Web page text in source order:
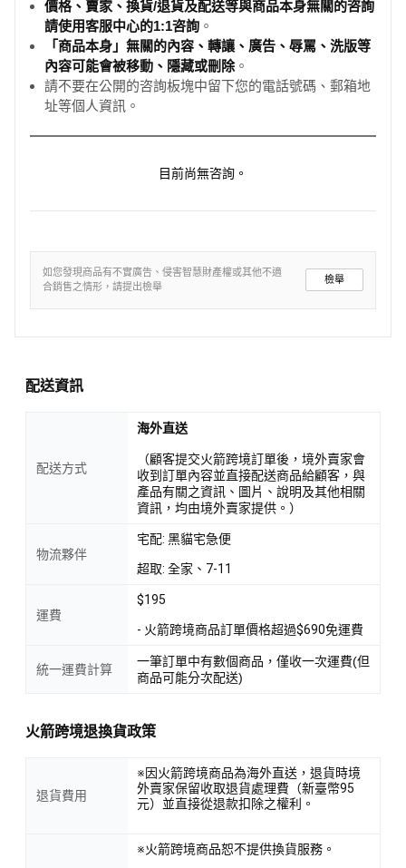
價格、賣家、換貨/退貨及配送等與商品本身無關的咨詢
請使用客服中心的1:1咨詢 。
「商品本身」無關的內容、轉讓、廣告、辱罵、洗版等
內容可能會被移動、隱藏或刪除。
請不要在公開的咨詢板塊中留下您的電話號碼、郵箱地
址等個人資訊。
目前尚無咨詢。
如您發現商品有不實廣告、侵害智慧財產權或其他不適
合銷售之情形，請提出檢舉
檢舉
配送資訊
配送方式
海外直送
（顧客提交火箭跨境訂單後，境外賣家會
收到訂單內容並直接配送商品給顧客，與
產品有關之資訊、圖片、說明及其他相關
資訊，均由境外賣家提供。）
物流夥伴
宅配: 黑貓宅急便
超取: 全家、7-11
運費
$195
- 火箭跨境商品訂單價格超過$690免運費
統一運費計算
一筆訂單中有數個商品，僅收一次運費(但
商品可能分次配送)
火箭跨境退換貨政策
退貨費用
※因火箭跨境商品為海外直送，退貨時境
外賣家保留收取退貨處理費（新臺幣95
元）並直接從退款扣除之權利。
※火箭跨境商品恕不提供換貨服務。